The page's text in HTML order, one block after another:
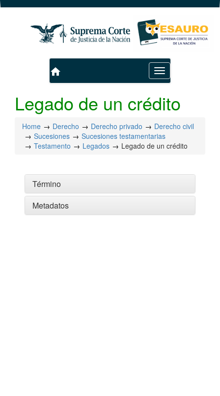
Toggle
navigation
home
Legado de un crédito
Home Derecho Derecho privado
Derecho civil
Sucesiones
Sucesiones testamentarias
Testamento
Legados Legado de un crédito
Término
Metadatos